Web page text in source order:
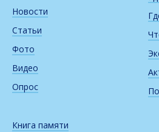
Новости
Статьи
Фото
Видео
Опрос
Книга памяти